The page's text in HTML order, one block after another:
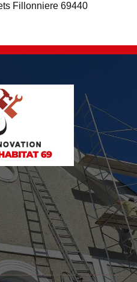
Fillonniere 69440